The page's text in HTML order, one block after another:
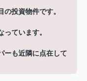
の投資物件です。
っています。
ーも近隣に点在して